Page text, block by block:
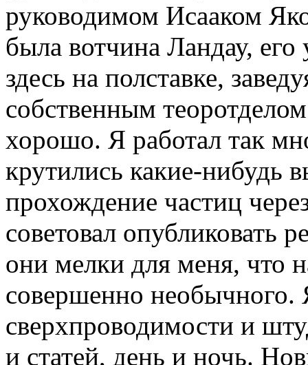
руководимом Исааком
была вотчина Ландау,
здесь на полставке,
собственным
хорошо. Я работал так
крутились какие-нибудь
прохождение частиц
советовал опубликовать
они мелки для меня, что
совершенно
сверхпроводимости и
и статей, день и ночь.